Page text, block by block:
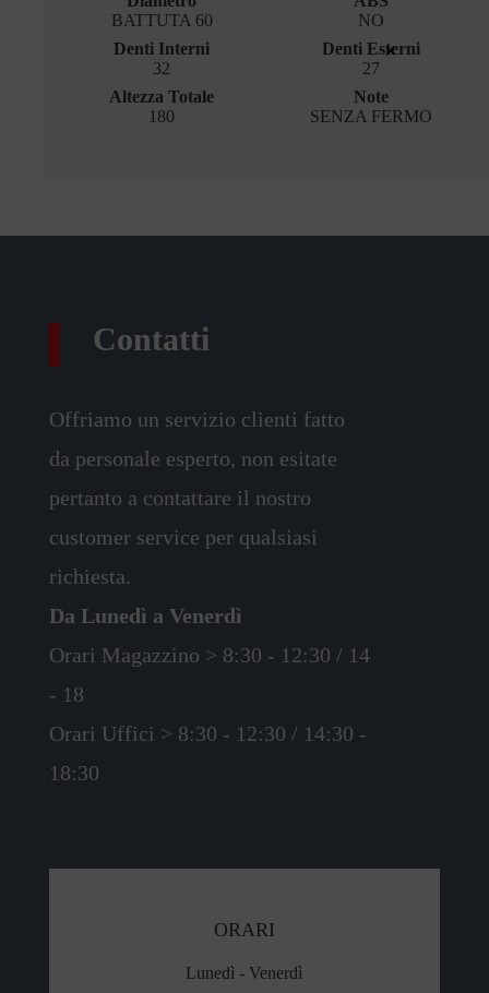
BATTUTA 60
NO
Denti Interni
32
Denti Esterni
27
Altezza Totale
180
Note
SENZA FERMO
Contatti
Offriamo un servizio clienti fatto
da personale esperto, non esitate
pertanto a contattare il nostro
customer service per qualsiasi
richiesta.
Da Lunedì a Venerdì
Orari Magazzino > 8:30 - 12:30 / 14
- 18
Orari Uffici > 8:30 - 12:30 / 14:30 -
18:30
ORARI
Lunedì - Venerdì
×